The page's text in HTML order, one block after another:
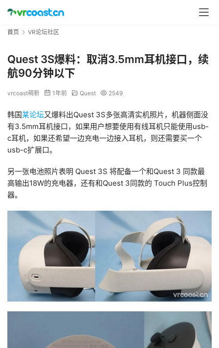
首页 VR论坛社区
Quest 3S爆料：取消3.5mm耳机接口，续
航90分钟以下
vrcoast萌新 1年前 Quest 2549
韩国某论坛又爆料出Quest 3S多张高清实机照片，机器侧面没
有3.5mm耳机接口，如果用户想要使用有线耳机只能使用usb-
c耳机，如果还希望一边充电一边接入耳机，则还需要买一个
usb-c扩展口。
另一张电池照片表明 Quest 3S 将配备一个和Quest 3 同款最
高输出18W的充电器，还有和Quest 3同款的 Touch Plus控制
器。